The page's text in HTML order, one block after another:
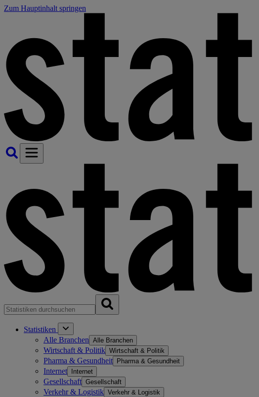
Zum Hauptinhalt springen
Statistiken
Alle Branchen Alle Branchen
Wirtschaft & Politik Wirtschaft & Politik
Pharma & Gesundheit Pharma & Gesundheit
Internet Internet
Gesellschaft Gesellschaft
Verkehr & Logistik Verkehr & Logistik